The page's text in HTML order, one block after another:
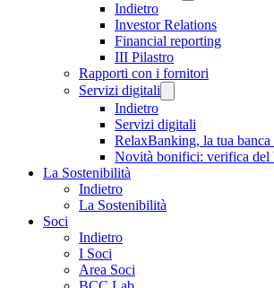
Indietro
Investor Relations
Financial reporting
III Pilastro
Rapporti con i fornitori
Servizi digitali
Indietro
Servizi digitali
RelaxBanking, la tua
Novità bonifici: verifica del
La Sostenibilità
Indietro
La Sostenibilità
Soci
Indietro
I Soci
Area Soci